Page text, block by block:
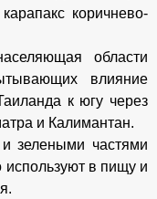
коричнево-
области
влияние
к югу через
и Калимантан.
зелеными частями
в пищу и